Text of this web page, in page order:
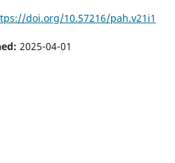
doi.org/10.57216/pah.v21i1
2025-04-01